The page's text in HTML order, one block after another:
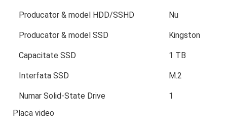
Producator & model HDD/SSHD Nu
Producator & model SSD Kingston
Capacitate SSD 1 TB
Interfata SSD M.2
Numar Solid-State Drive
1
Placa video